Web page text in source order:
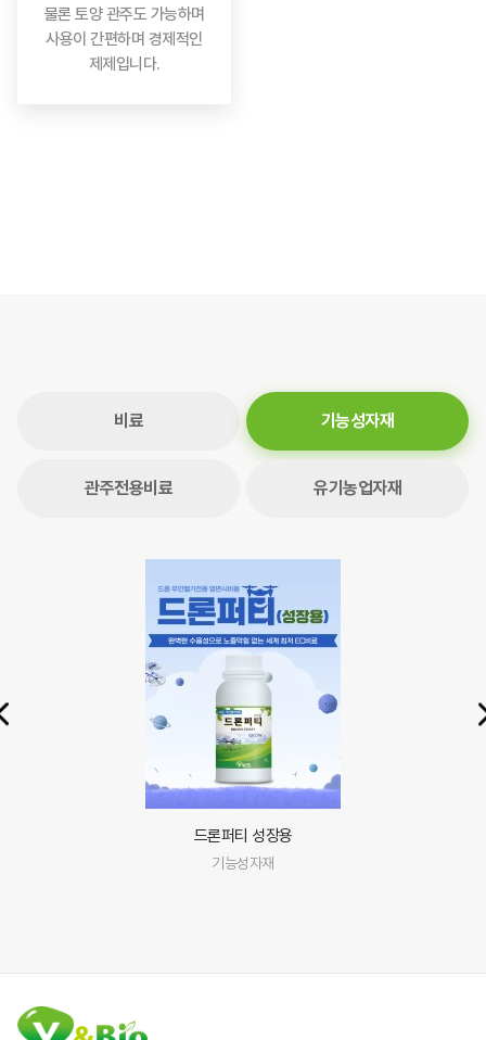
물론 토양 관주도 가능하며
사용이 간편하며 경제적인
제제입니다.
비료 기능성자재
관주전용비료 유기농업자재
나락닷섬
기능성자재